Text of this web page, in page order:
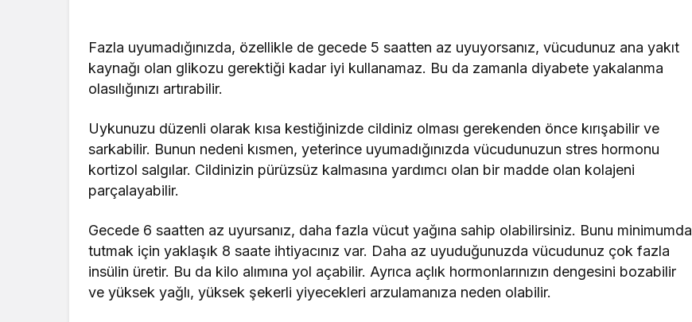
Fazla uyumadığınızda, özellikle de gecede 5 saatten az uyuyorsanız, vücudunuz ana yakıt
kaynağı olan glikozu gerektiği kadar iyi kullanamaz. Bu da zamanla diyabete yakalanma
olasılığınızı artırabilir.
Uykunuzu düzenli olarak kısa kestiğinizde cildiniz olması gerekenden önce kırışabilir ve
sarkabilir. Bunun nedeni kısmen, yeterince uyumadığınızda vücudunuzun stres hormonu
kortizol salgılar. Cildinizin pürüzsüz kalmasına yardımcı olan bir madde olan kolajeni
parçalayabilir.
Gecede 6 saatten az uyursanız, daha fazla vücut yağına sahip olabilirsiniz. Bunu minimumda
tutmak için yaklaşık 8 saate ihtiyacınız var. Daha az uyuduğunuzda vücudunuz çok fazla
insülin üretir. Bu da kilo alımına yol açabilir. Ayrıca açlık hormonlarınızın dengesini bozabilir
ve yüksek yağlı, yüksek şekerli yiyecekleri arzulamanıza neden olabilir.